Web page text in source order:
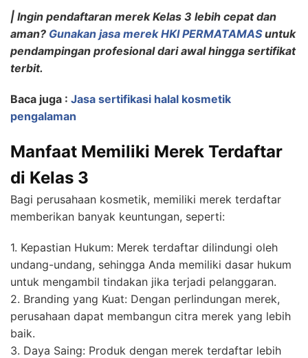
| Ingin pendaftaran merek Kelas 3 lebih cepat dan
aman? Gunakan jasa merek HKI PERMATAMASuntuk
pendampingan profesional dari awal hingga sertifikat
terbit.
Baca juga : Jasa sertifikasi halal kosmetik
pengalaman
Manfaat Memiliki Merek Terdaftar
di Kelas 3
Bagi perusahaan kosmetik, memiliki merek terdaftar
memberikan banyak keuntungan, seperti:
1. Kepastian Hukum: Merek terdaftar dilindungi oleh
undang-undang, sehingga Anda memiliki dasar hukum
untuk mengambil tindakan jika terjadi pelanggaran.
2. Branding yang Kuat: Dengan perlindungan merek,
perusahaan dapat membangun citra merek yang lebih
baik.
3. Daya Saing: Produk dengan merek terdaftar lebih